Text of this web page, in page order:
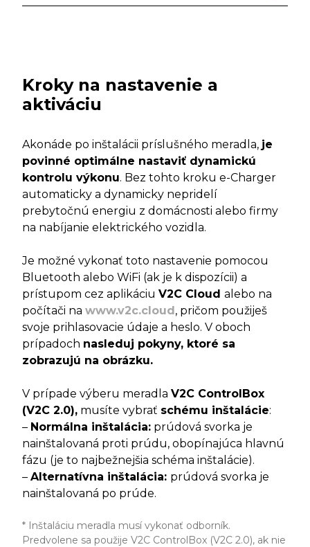
Kroky na nastavenie a
aktiváciu
Akonáde po inštalácii príslušného meradla, je
povinné optimálne nastaviť dynamickú
kontrolu výkonu. Bez tohto kroku e-Charger
automaticky a dynamicky nepridelí
prebytočnú energiu z domácnosti alebo firmy
na nabíjanie elektrického vozidla.
Je možné vykonať toto nastavenie pomocou
Bluetooth alebo WiFi (ak je k dispozícii) a
prístupom cez aplikáciu V2C Cloud alebo na
počítači na www.v2c.cloud, pričom použiješ
svoje prihlasovacie údaje a heslo. V oboch
prípadoch nasleduj pokyny, ktoré sa
zobrazujú na obrázku.
V prípade výberu meradla V2C ControlBox
(V2C 2.0), musíte vybrať schému inštalácie:
– Normálna inštalácia: prúdová svorka je
nainštalovaná proti prúdu, obopínajúca hlavnú
fázu (je to najbežnejšia schéma inštalácie).
– Alternatívna inštalácia: prúdová svorka je
nainštalovaná po prúde.
* Inštaláciu meradla musí vykonať odborník.
Predvolene sa použije V2C ControlBox (V2C 2.0), ak nie